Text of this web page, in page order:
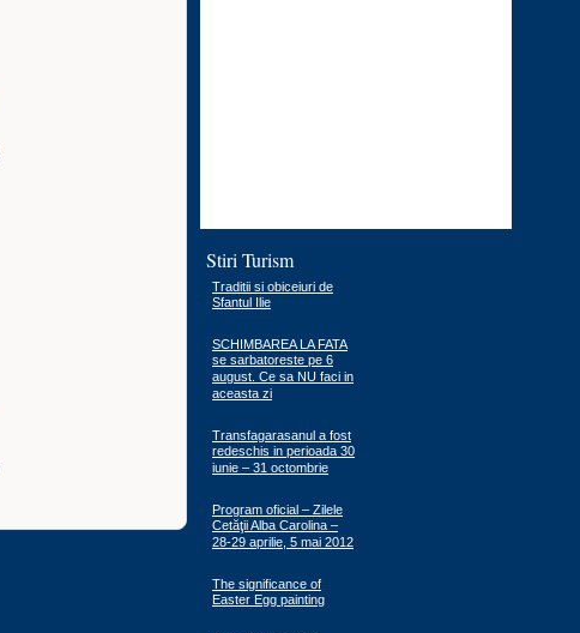
Stiri Turism
Traditii si obiceiuri de
Sfantul Ilie
SCHIMBAREA LA FATA
se sarbatoreste pe 6
august. Ce sa NU faci in
aceasta zi
Transfagarasanul a fost
redeschis in perioada 30
iunie – 31 octombrie
Program oficial – Zilele
Cetăţii Alba Carolina –
28-29 aprilie, 5 mai 2012
The significance of
Easter Egg painting